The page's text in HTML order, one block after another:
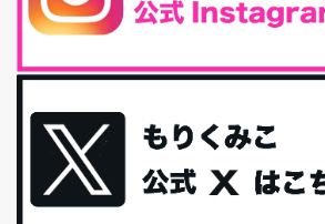
iHerb特大セール終了間近！みんな何買う？
最近お風呂上がりの炭酸水をシリカシリカに
今回は、最近毎回定期的に購入している「楽
礼品トップ５を紹介します。今までいろ...
更年期を穏やかに乗りきるために今できる５
アラフィフからの体と心の整え方。 私も気づ
といった更年期症状はまだ...